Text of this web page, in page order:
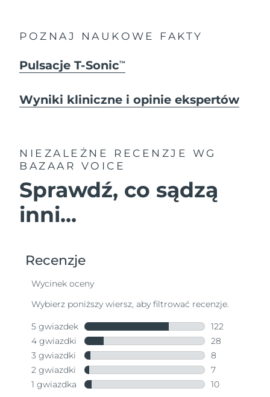
POZNAJ NAUKOWE FAKTY
Pulsacje T-SonicTM
Wyniki kliniczne i opinie ekspertów
NIEZALEŻNE RECENZJE
WG
BAZAAR VOICE
Sprawdź, co sądzą
inni...